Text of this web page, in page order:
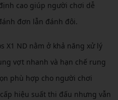
cao giúp người chơi dễ
đơn lẫn đánh đôi.
X1 ND nằm ở khả năng xử lý
vợt nhanh và hạn chế rung
phù hợp cho người chơi
hiệu suất thi đấu nhưng vẫn